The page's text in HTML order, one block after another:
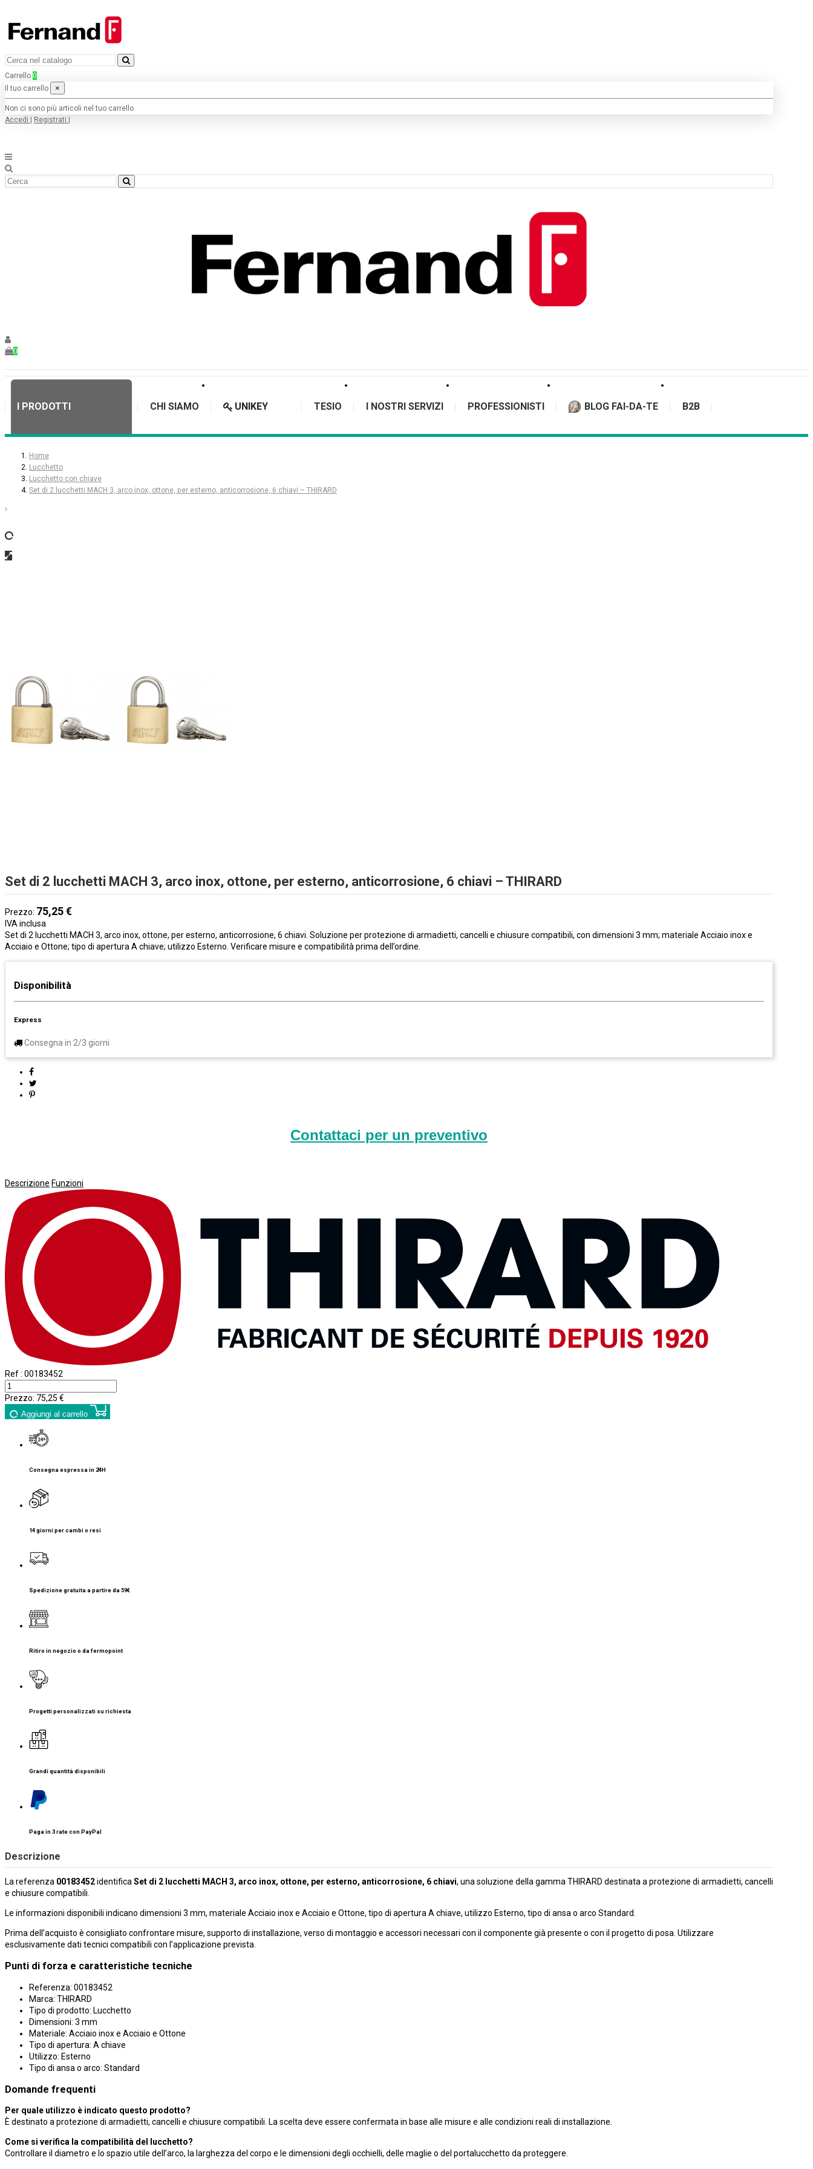
Carrello 0
Il tuo carrello
×
Non ci sono più articoli nel tuo carrello
Accedi
Registrati
0
I PRODOTTI CHI SIAMO UNIKEY TESIO I NOSTRI SERVIZI PROFESSIONISTI BLOG FAI-DA-TE B2B
Home
Lucchetto
Lucchetto con chiave
Set di 2 lucchetti MACH 3, arco inox, ottone, per esterno, anticorrosione, 6 chiavi – THIRARD
Set di 2 lucchetti MACH 3, arco inox, ottone, per esterno, anticorrosione, 6 chiavi – THIRARD
Prezzo: 75,25 €
IVA inclusa
Set di 2 lucchetti MACH 3, arco inox, ottone, per esterno, anticorrosione, 6 chiavi. Soluzione per protezione di armadietti, cancelli e chiusure compatibili, con dimensioni 3 mm; materiale Acciaio inox e
Acciaio e Ottone; tipo di apertura A chiave; utilizzo Esterno. Verificare misure e compatibilità prima dell’ordine.
Disponibilità
Express
Consegna in 2/3 giorni
Contattaci per un preventivo
Descrizione Funzioni
Ref : 00183452
Prezzo: 75,25 €
Aggiungi al carrello
Consegna espressa in 24H
14 giorni per cambi o resi
Spedizione gratuita a partire da 59€
Ritiro in negozio o da fermopoint
Progetti personalizzati su richiesta
Grandi quantità disponibili
Paga in 3 rate con PayPal
Descrizione
La referenza 00183452identifica Set di 2 lucchetti MACH 3, arco inox, ottone, per esterno, anticorrosione, 6 chiavi, una soluzione della gamma THIRARD destinata a protezione di armadietti, cancelli
e chiusure compatibili.
Le informazioni disponibili indicano dimensioni 3 mm, materiale Acciaio inox e Acciaio e Ottone, tipo di apertura A chiave, utilizzo Esterno, tipo di ansa o arco Standard.
Prima dell’acquisto è consigliato confrontare misure, supporto di installazione, verso di montaggio e accessori necessari con il componente già presente o con il progetto di posa. Utilizzare
esclusivamente dati tecnici compatibili con l’applicazione prevista.
Punti di forza e caratteristiche tecniche
Referenza: 00183452
Marca: THIRARD
Tipo di prodotto: Lucchetto
Dimensioni: 3 mm
Materiale: Acciaio inox e Acciaio e Ottone
Tipo di apertura: A chiave
Utilizzo: Esterno
Tipo di ansa o arco: Standard
Domande frequenti
Per quale utilizzo è indicato questo prodotto?
È destinato a protezione di armadietti, cancelli e chiusure compatibili. La scelta deve essere confermata in base alle misure e alle condizioni reali di installazione.
Come si verifica la compatibilità del lucchetto?
Controllare il diametro e lo spazio utile dell’arco, la larghezza del corpo e le dimensioni degli occhielli, delle maglie o del portalucchetto da proteggere.